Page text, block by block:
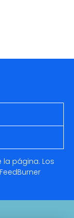
la página. Los
FeedBurner